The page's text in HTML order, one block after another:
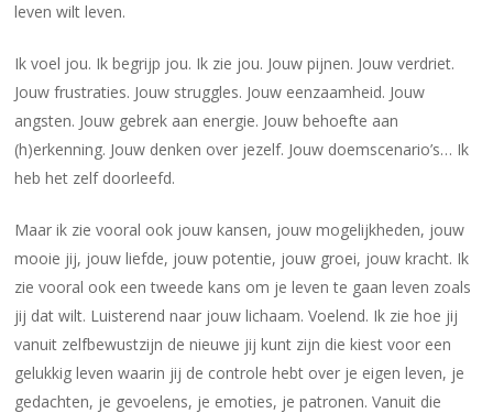
leven wilt leven.
Ik voel jou. Ik begrijp jou. Ik zie jou. Jouw pijnen. Jouw verdriet.
Jouw frustraties. Jouw struggles. Jouw eenzaamheid. Jouw
angsten. Jouw gebrek aan energie. Jouw behoefte aan
(h)erkenning. Jouw denken over jezelf. Jouw doemscenario’s… Ik
heb het zelf doorleefd.
Maar ik zie vooral ook jouw kansen, jouw mogelijkheden, jouw
mooie jij, jouw liefde, jouw potentie, jouw groei, jouw kracht. Ik
zie vooral ook een tweede kans om je leven te gaan leven zoals
jij dat wilt. Luisterend naar jouw lichaam. Voelend. Ik zie hoe jij
vanuit zelfbewustzijn de nieuwe jij kunt zijn die kiest voor een
gelukkig leven waarin jij de controle hebt over je eigen leven, je
gedachten, je gevoelens, je emoties, je patronen. Vanuit die